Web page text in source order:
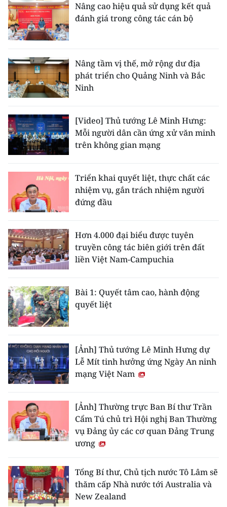
Nâng cao hiệu quả sử dụng kết quả
đánh giá trong công tác cán bộ
Nâng tầm vị thế, mở rộng dư địa
phát triển cho Quảng Ninh và Bắc
Ninh
[Video] Thủ tướng Lê Minh Hưng:
Mỗi người dân cần ứng xử văn minh
trên không gian mạng
Triển khai quyết liệt, thực chất các
nhiệm vụ, gắn trách nhiệm người
đứng đầu
Hơn 4.000 đại biểu được tuyên
truyền công tác biên giới trên đất
liền Việt Nam-Campuchia
Bài 1: Quyết tâm cao, hành động
quyết liệt
[Ảnh] Thủ tướng Lê Minh Hưng dự
Lễ Mít tinh hưởng ứng Ngày An ninh
mạng Việt Nam
[Ảnh] Thường trực Ban Bí thư Trần
Cẩm Tú chủ trì Hội nghị Ban Thường
vụ Đảng ủy các cơ quan Đảng Trung
ương
Tổng Bí thư, Chủ tịch nước Tô Lâm sẽ
thăm cấp Nhà nước tới Australia và
New Zealand